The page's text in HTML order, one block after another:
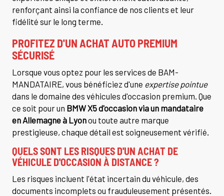
renforçant ainsi la confiance de nos clients et leur
fidélité sur le long terme.
PROFITEZ D'UN ACHAT AUTO PREMIUM
SÉCURISÉ
Lorsque vous optez pour les services de BAM-
MANDATAIRE, vous bénéficiez d'une expertise pointue
dans le domaine des véhicules d'occasion premium. Que
ce soit pour un BMW X5 d'occasion via un mandataire
en Allemagne à Lyonou toute autre marque
prestigieuse, chaque détail est soigneusement vérifié.
QUELS SONT LES RISQUES D'UN ACHAT DE
VÉHICULE D'OCCASION À DISTANCE ?
Les risques incluent l'état incertain du véhicule, des
documents incomplets ou frauduleusement présentés.